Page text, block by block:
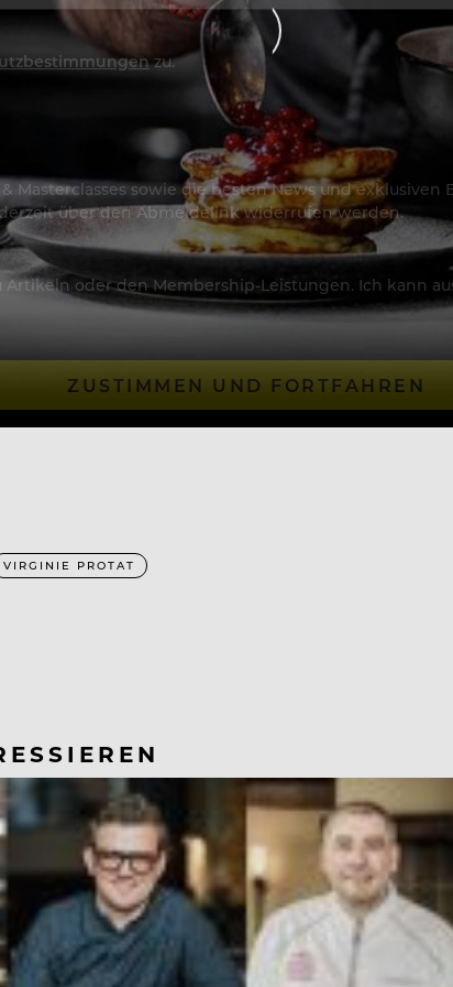
zu.
Masterclasses sowie die besten News und
über den Abmeldelink widerrufen werden.
oder den Membership-Leistungen. Ich kann
ZUSTIMMEN UND FORTFAHREN
VIRGINIE PROTAT